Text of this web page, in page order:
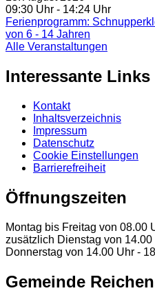
09:30 Uhr ‐ 14:24 Uhr
Ferienprogramm:
von 6 - 14 Jahren
Alle Veranstaltungen
Interessante Links
Kontakt
Inhaltsverzeichnis
Impressum
Datenschutz
Cookie Einstellungen
Barrierefreiheit
Öffnungszeiten
Montag bis Freitag von 08.00
zusätzlich Dienstag von 14.00
Donnerstag von 14.00 Uhr -
Gemeinde